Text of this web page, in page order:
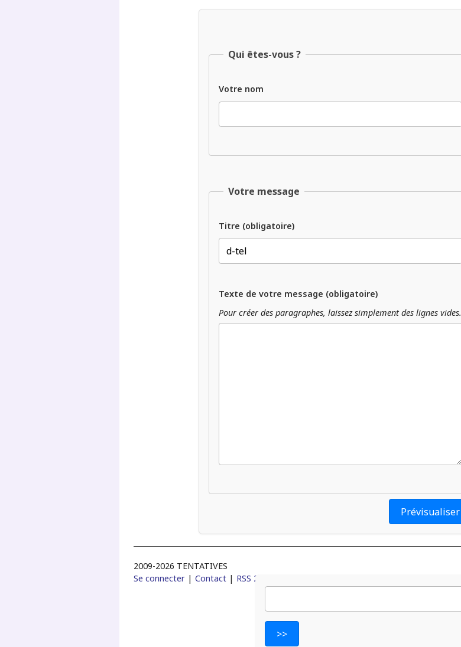
Qui êtes-vous ?
Votre nom
Votre message
Titre (obligatoire)
Texte de votre message (obligatoire)
Pour créer des paragraphes, laissez simplement des lignes vides.
2009-2026 TENTATIVES
Se connecter| Contact| RSS 2.0